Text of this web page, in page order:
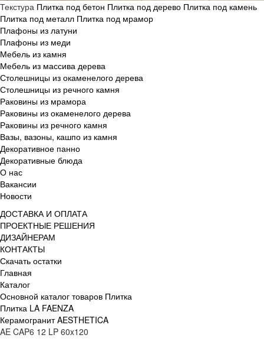
Текстура Плитка под бетон Плитка под дерево Плитка под камень
Плитка под металл Плитка под мрамор
Плафоны из латуни
Плафоны из меди
Мебель из камня
Мебель из массива дерева
Столешницы из окаменелого дерева
Столешницы из речного камня
Раковины из мрамора
Раковины из окаменелого дерева
Раковины из речного камня
Вазы, вазоны, кашпо из камня
Декоративное панно
Декоративные блюда
О нас
Вакансии
Новости
ДОСТАВКА И ОПЛАТА
ПРОЕКТНЫЕ РЕШЕНИЯ
ДИЗАЙНЕРАМ
КОНТАКТЫ
Скачать остатки
Главная
Каталог
Основной каталог товаров Плитка
Плитка LA FAENZA
Керамогранит AESTHETICA
AE CAP6 12 LP 60x120